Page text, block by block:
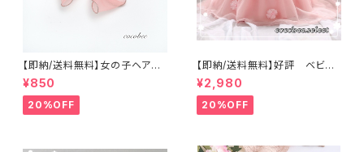
【即納/送料無料】女の子ヘアピ
ンリボンピンク髪飾りリボンヘ
アアクセサリーお誕生日メッシュ
ヘアピン
¥850
20%OFF
【即納/送料無料】好評 ベビー
ドレス 立体お花 リボン 背面
ロング 女の子フォーマル キ
ッズドレス
¥2,980
20%OFF